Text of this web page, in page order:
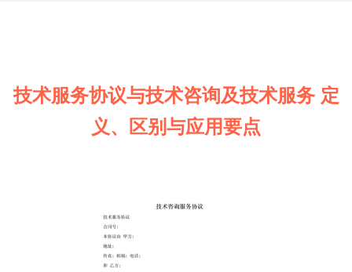
技术服务协议与技术咨询及技术服务 定
义、区别与应用要点